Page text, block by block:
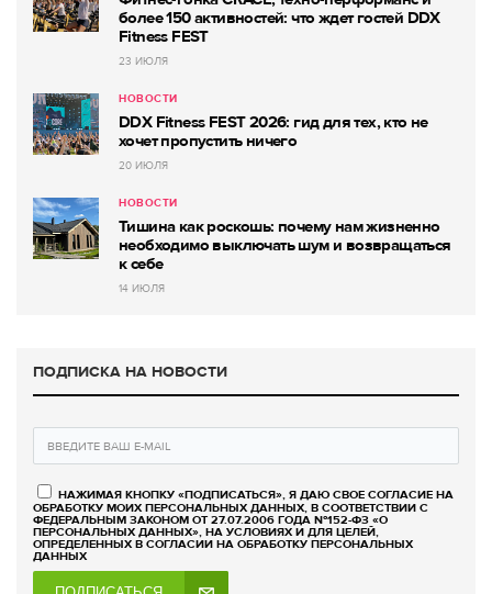
более 150 активностей: что ждет гостей DDX
Fitness FEST
23 ИЮЛЯ
НОВОСТИ
DDX Fitness FEST 2026: гид для тех, кто не
хочет пропустить ничего
20 ИЮЛЯ
НОВОСТИ
Тишина как роскошь: почему нам жизненно
необходимо выключать шум и возвращаться
к себе
14 ИЮЛЯ
ПОДПИСКА НА НОВОСТИ
НАЖИМАЯ КНОПКУ «ПОДПИСАТЬСЯ», Я ДАЮ СВОЕ СОГЛАСИЕ НА
ОБРАБОТКУ МОИХ ПЕРСОНАЛЬНЫХ ДАННЫХ, В СООТВЕТСТВИИ С
ФЕДЕРАЛЬНЫМ ЗАКОНОМ ОТ 27.07.2006 ГОДА №152-ФЗ «О
ПЕРСОНАЛЬНЫХ ДАННЫХ», НА УСЛОВИЯХ И ДЛЯ ЦЕЛЕЙ,
ОПРЕДЕЛЕННЫХ В СОГЛАСИИ НА ОБРАБОТКУ ПЕРСОНАЛЬНЫХ
ДАННЫХ